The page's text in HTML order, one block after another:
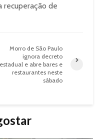
recuperação de
Morro de São Paulo
ignora decreto
estadual e abre bares e
restaurantes neste
sábado